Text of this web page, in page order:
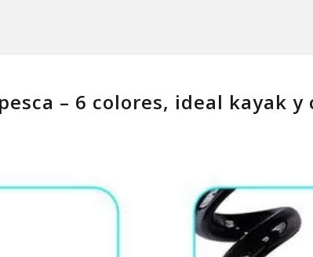
– 6 colores, ideal kayak y